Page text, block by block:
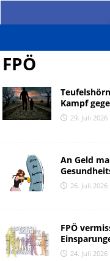
FPÖ
Kampf
29. Juli 2026
An Geld
26. Juli 2026
FPÖ
24. Juli 2026